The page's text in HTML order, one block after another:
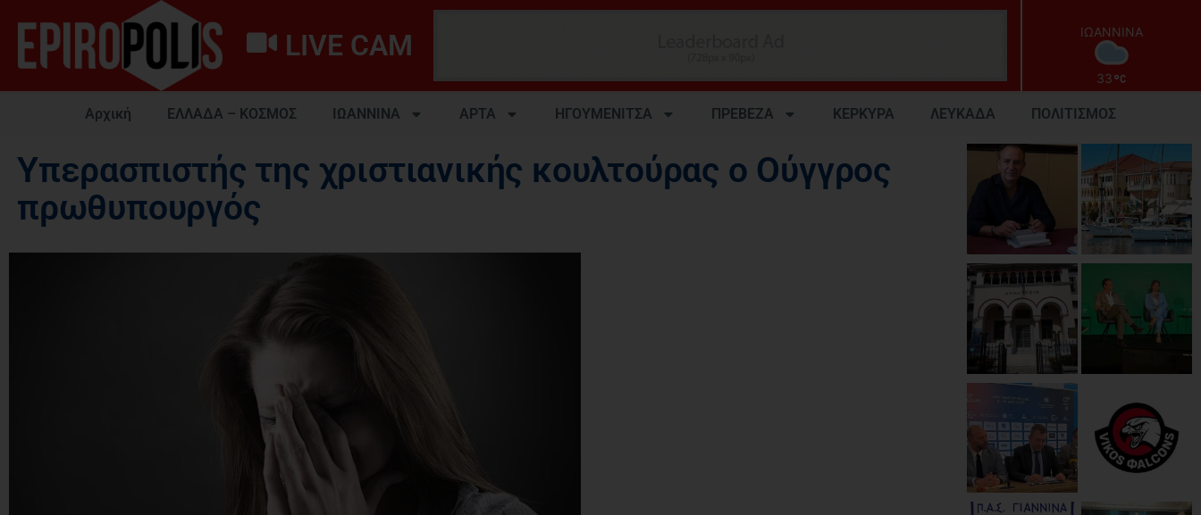
LIVE CAM ΙΩΑΝΝΙΝΑ
33
Αρχική ΕΛΛΑΔΑ – ΚΟΣΜΟΣ ΙΩΑΝΝΙΝΑ ΑΡΤΑ ΗΓΟΥΜΕΝΙΤΣΑ ΠΡΕΒΕΖΑ ΚΕΡΚΥΡΑ ΛΕΥΚΑΔΑ ΠΟΛΙΤΙΣΜΟΣ
Υπερασπιστής της χριστιανικής κουλτούρας ο Ούγγρος
πρωθυπουργός